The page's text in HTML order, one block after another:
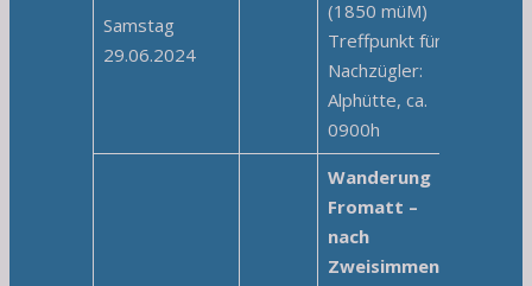
Samstag
29.06.2024
(1850 müM)
Treffpunkt für
Nachzügler:
Alphütte, ca.
0900h
Wanderung
Fromatt –
nach
Zweisimmen,